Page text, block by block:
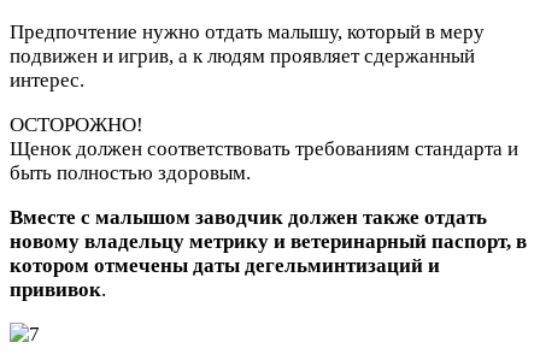
Предпочтение нужно отдать малышу, который в меру
подвижен и игрив, а к людям проявляет сдержанный
интерес.
ОСТОРОЖНО!
Щенок должен соответствовать требованиям стандарта и
быть полностью здоровым.
Вместе с малышом заводчик должен также отдать
новому владельцу метрику и ветеринарный паспорт, в
котором отмечены даты дегельминтизаций и
прививок.